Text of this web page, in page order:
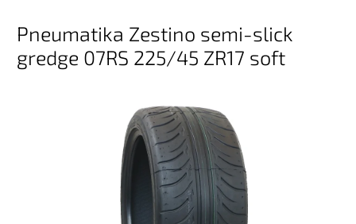
Pneumatika Zestino semi-slick
gredge 07RS 225/45 ZR17 soft